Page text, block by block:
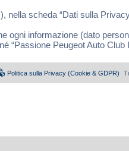
nella scheda “Dati sulla
ogni informazione (dato
“Passione Peugeot Auto Club
Politica sulla Privacy (Cookie & GDPR)